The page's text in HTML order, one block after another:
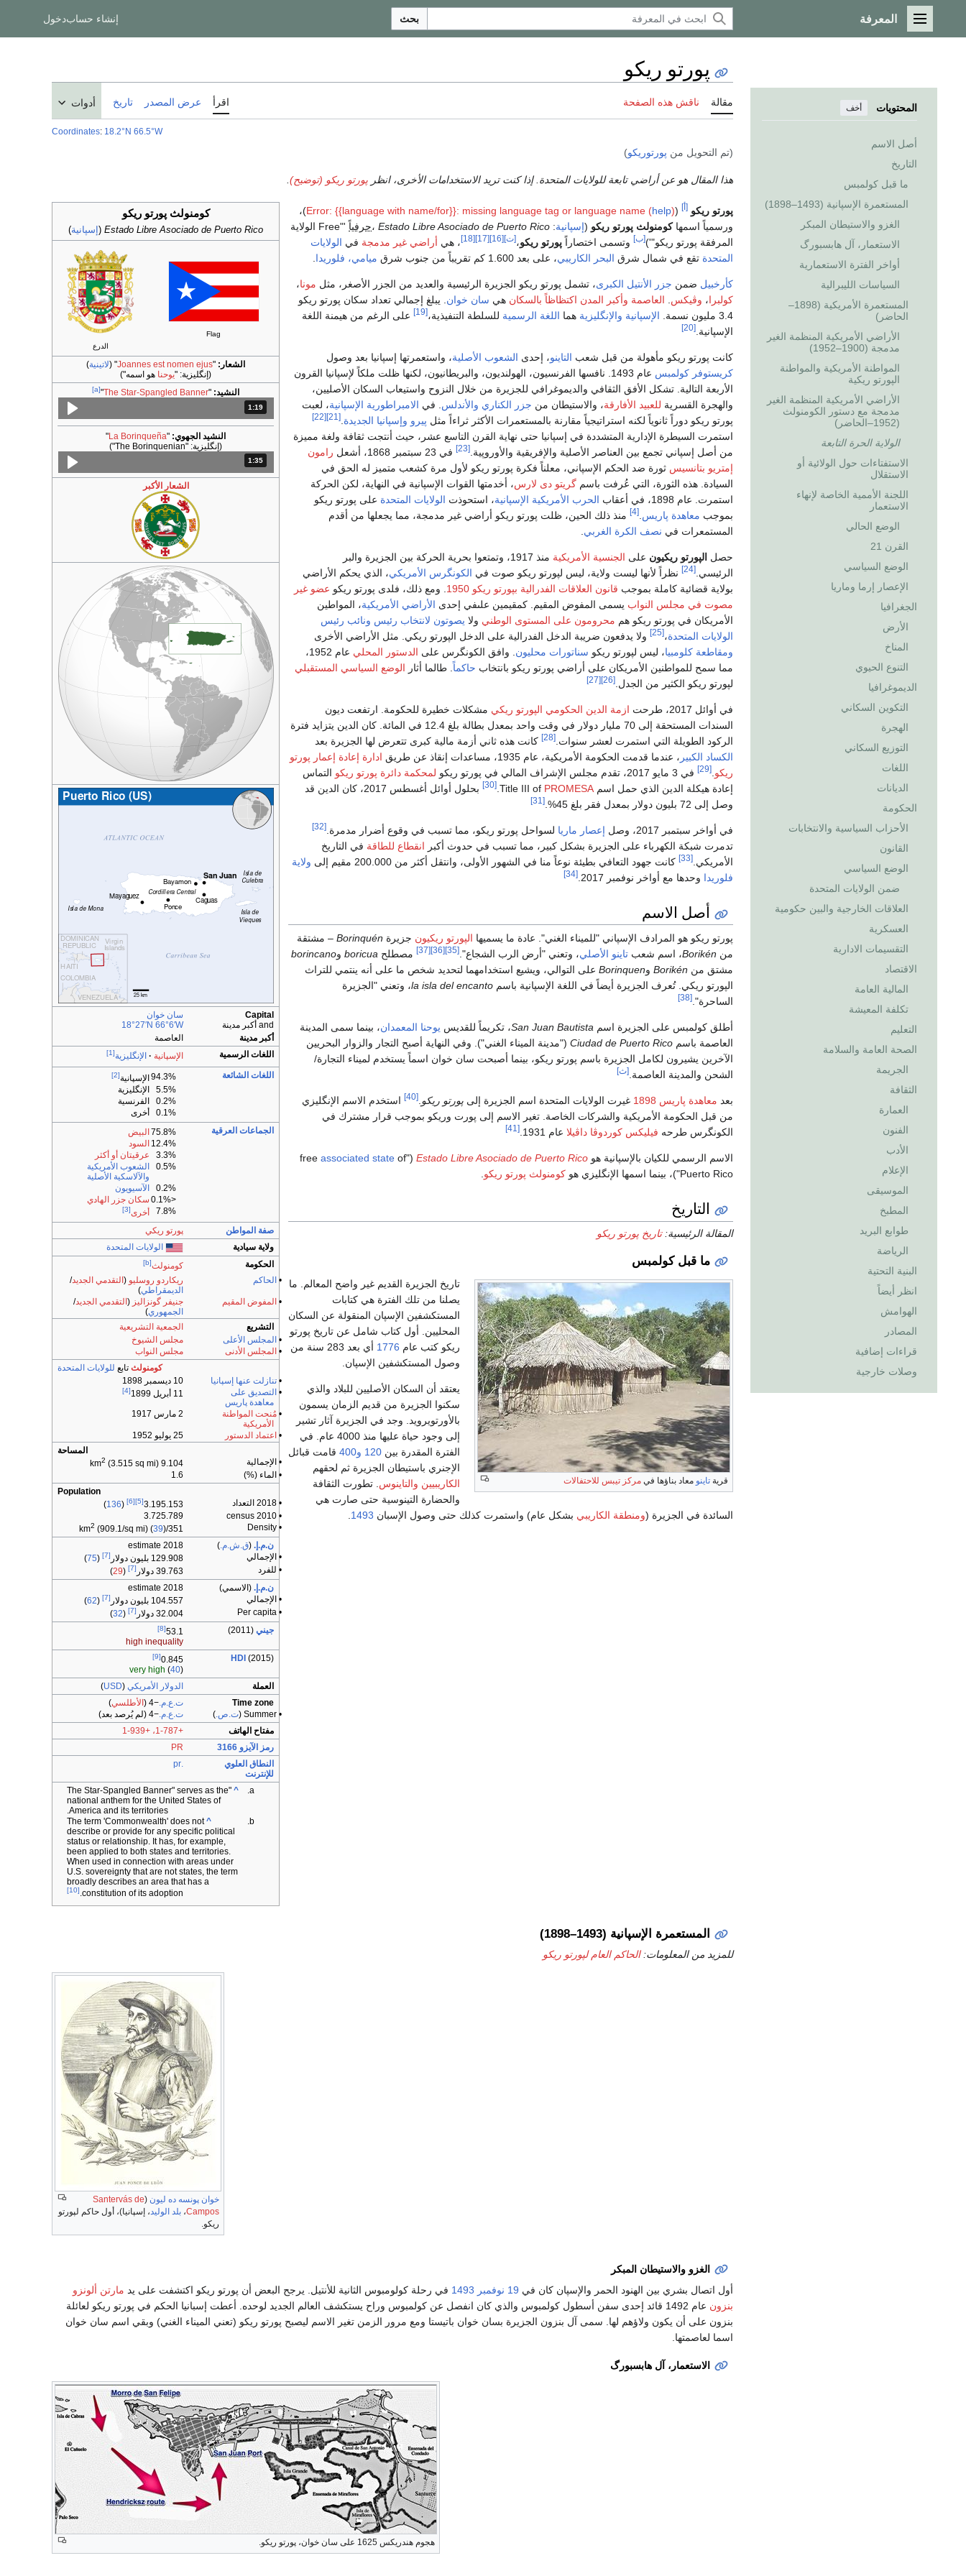
القائمة الرئيسية
المعرفة بحث إنشاء حسابدخول
المحتويات أخف
أصل الاسم
التاريخ
ما قبل كولمبس
المستعمرة الإسپانية (1493–1898)
الغزو والاستيطان المبكر
الاستعمار، آل هابسبورگ
أواخر الفترة الاستعمارية
السياسات الليبرالية
المستعمرة الأمريكية (1898–
الحاضر)
الأراضي الأمريكية المنظمة الغير
مدمجة (1900–1952)
المواطنة الأمريكية والمواطنة
الپورتو ريكية
الأراضي الأمريكية المنظمة الغير
مدمجة مع دستور الكومنولث
(1952–الحاضر)
الولاية الحرة التابعة
الاستفتاءات حول الولائية أو
الاستقلال
اللجنة الأممية الخاصة لإنهاء
الاستعمار
الوضع الحالي
القرن 21
الوضع السياسي
الإعصار إرما وماريا
الجغرافيا
الأرض
المناخ
التنوع الحيوي
الديموغرافيا
التكوين السكاني
الهجرة
التوزيع السكاني
اللغات
الديانات
الحكومة
الأحزاب السياسية والانتخابات
القانون
الوضع السياسي
ضمن الولايات المتحدة
العلاقات الخارجية والبين حكومية
العسكرية
التقسيمات الادارية
الاقتصاد
المالية العامة
تكلفة المعيشة
التعليم
الصحة العامة والسلامة
الجريمة
الثقافة
العمارة
الفنون
الأدب
الإعلام
الموسيقى
المطبخ
طوابع البريد
الرياضة
البنية التحتية
انظر أيضاً
الهوامش
المصادر
قراءات إضافية
وصلات خارجية
پورتو ريكو
مقالة ناقش هذه الصفحة اقرأ عرض المصدر تاريخ أدوات
Coordinates: 18.2°N 66.5°W
(تم التحويل من پورتوريكو)
هذا المقال هو عن أراضي تابعة للولايات المتحدة. إذا كنت تريد الاستخدامات الأخرى، انظر پورتو ريكو (توضيح)
كومنولث پورتو ريكو
Estado Libre Asociado de Puerto Rico
( إسپانية)
Flag
الدرع
الشعار: "Joannes est nomen ejus"
(لاتينية)
(إنگليزية:
" يوحناهو اسمه"
)
النشيد: "
The Star-Spangled Banner
"
[a]
المدة: دقائق و 19 ثواني.
1:19
النشيد الجهوي: "
La Borinqueña
"
(إنگليزية: "The Borinquenian"
)
المدة: دقائق و 35 ثواني.
1:35
الشعار الأكبر
Capital
and أكبر مدينة
سان خوان
18°27′N 66°6′W
أكبر مدينة
العاصمة
اللغات الرسمية
الإسپانية الإنگليزية[1]
اللغات الشائعة 94.3% الإسپانية[2]
5.5%
الإنگليزية
0.2%
الفرنسية
0.1%
أخرى
الجماعات العرقية
75.8% البيض
12.4% السود
3.3%
عرقيتان أو أكثر
0.5%
الشعوب الأمريكية
والآلاسكية الأصلية
0.2%
الآسيويون
<0.1%
سكان جزر الهادي
7.8%
أخرى[3]
صفة المواطن
پورتو ريكي
ولاية سيادية
الولايات المتحدة
الحكومة
كومنولث[b]
• الحاكم ريكاردو روسليو ( التقدمي الجديد/
الديمقراطي)
• المفوض المقيم جنيفر گونزاليز ( التقدمي الجديد/
الجمهوري)
التشريع
الجمعية التشريعية
• المجلس الأعلى
مجلس الشيوخ
• المجلس الأدنى
مجلس النواب
كومنولث تابع للولايات المتحدة
•تنازلت عنها إسپانيا
10 ديسمبر 1898
• التصديق على
معاهدة پاريس
11 أبريل 1899 [4]
•مُنحت المواطنة
الأمريكية
2 مارس 1917
• اعتماد الدستور
25 يوليو 1952
المساحة
• الإجمالية
9.104 km
2 (3.515 sq mi)
• الماء (%)
1.6
Population
• 2018 التعداد
3.195.153
[5]
[6]
(
136
)
• 2010 census
3.725.789
• Density
351/km
2 (909.1/sq mi) (39)
ن.م.إ. (ق.ش.م.)
2018 estimate
• الإجمالي
129.908 بليون دولار [7]
(
75
)
• للفرد
39.763 دولار [7]
(
29
)
ن.م.إ. (الاسمي)
2018 estimate
• الإجمالي
104.557 بليون دولار [7]
(
62
)
• Per capita
32.004 دولار [7]
(
32
)
جيني (2011)
53.1
[8]
high inequality
HDI (2015)
0.845
[9]
very high (40)
العملة
الدولار الأمريكي (
USD
)
Time zone
ت.ع.م.−4
( الأطلسي)
• Summer (
ت.ص.) ت.ع.م.−4
(لم يُرصد بعد)
مفتاح الهاتف
+1-787، +1-939
رمز الآيزو 3166
PR
النطاق العلوي
للإنترنت
.pr
^
"The Star-Spangled Banner" serves as the
national anthem for the United States of
America and its territories.
^
The term 'Commonwealth' does not
describe or provide for any specific political
status or relationship. It has, for example,
been applied to both states and territories.
When used in connection with areas under
U.S. sovereignty that are not states, the term
broadly describes an area that has a
constitution of its adoption.
[10]
پورتو ريكو [أ] (
Error: {{language with name/for}}: missing language tag or language name (help)
)،
ورسمياً اسمهاكومنولث پورتو ريكو (إسپانية:
Estado Libre Asociado de Puerto Rico ،حرفياً
'"Free الولاية
المرفقة پورتو ريكو"')[ب] وتسمى اختصاراً پورتو ريكو،[ت] [16]
[17]
[18] ، هي أراضي غير مدمجة في الولايات
المتحدة تقع في شمال شرق البحر الكاريبي، على بعد 1.600 كم تقريباً من جنوب شرق ميامي، فلوريدا
كأرخبيل ضمن جزر الأنتيل الكبرى، تشمل پورتو ريكو الجزيرة الرئيسية والعديد من الجزر الأصغر، مثل مونا،
كولبرا، وڤيكس العاصمة وأكبر المدن اكتظاظاً بالسكان هي سان خوان . يبلغ إجمالي تعداد سكان پورتو ريكو
3.4 مليون نسمة.
الإسپانية والإنگليزية هما اللغة الرسمية للسلطة التنفيذية،[19]
على الرغم من هيمنة اللغة
الإسپانية. [20]
كانت پورتو ريكو مأهولة من قبل شعب التاينو، إحدى الشعوب الأصلية، واستعمرتها إسپانيا بعد وصول
كريستوفر كولمبس
عام 1493. نافسها الفرنسيون، الهولنديون، والبريطانيون، لكنها ظلت ملكاً لإسپانيا القرون
الأربعة التالية. تشكل الأفق الثقافي والديموغرافي للجزيرة من خلال النزوح واستيعاب السكان الأصليين،
والهجرة القسرية للعبيد الأفارقة، والاستيطان من جزر الكناري والأندلس . في الامبراطورية الإسپانية، لعبت
پورتو ريكو دوراً ثانوياً لكنه استراتيجياً مقارنة بالمستعمرات الأكثر ثراءاً مثل پيرو وإسپانيا الجديدة [21]
[22]
استمرت السيطرة الإدارية المتشددة في إسپانيا حتى نهاية القرن التاسع عشر، حيث أنتجت ثقافة ولغة مميزة
من أصل إسپاني تجمع بين العناصر الأصلية والإفريقية والأوروپية. [23] في 23 سبتمبر 1868، أشعل
رامون
إمتريو بتانسيس ثورة ضد الحكم الإسپاني، معلناً فكرة پورتو ريكو لأول مرة كشعب متميز له الحق في
السيادة. هذه الثورة، التي عُرفت باسم گريتو دى لارس، أخدمتها القوات الإسپانية في النهاية، لكن الحركة
استمرت. عام 1898، في أعقاب
الحرب الأمريكية الإسپانية، استحوذت الولايات المتحدة على پورتو ريكو
بموجب معاهدة پاريس [4]
منذ ذلك الحين، ظلت پورتو ريكو أراضي غير مدمجة، مما يجعلها من أقدم
المستمعرات في نصف الكرة الغربي
حصل الپورتو ريكيون على الجنسية الأمريكية
منذ 1917، وتمتعوا بحرية الحركة بين الجزيرة والبر
الرئيسي. [24] نظراً لأنها ليست ولاية، ليس لپورتو ريكو صوت في الكونگرس الأمريكي، الذي يحكم الأراضي
بولاية قضائية كاملة بموجب قانون العلاقات الفدرالية بپورتو ريكو 1950 . ومع ذلك، فلدى پورتو ريكو عضو غير
مصوت في مجلس النواب يسمى المفوض المقيم. كمقيمين علىفي إحدى الأراضي الأمريكية، المواطين
الأمريكان في پورتو ريكو هم محرومون على المستوى الوطني ولا يصوتون لانتخاب رئيس ونائب رئيس
الولايات المتحدة،[25]
ولا يدفعون ضريبة الدخل الفدرالية على الدخل الپورتو ريكي. مثل الأراضي الأخرى
ومقاطعة كلومبيا، ليس لپورتو ريكو سناتورات محليون . وافق الكونگرس على الدستور المحلي
عام 1952،
مما سمح للمواطنين الأمريكان على أراضي پورتو ريكو بانتخاب حاكماً . طالما أثار الوضع السياسي المستقبلي
لپورتو ريكو الكثير من الجدل. [26]
[27]
في أوائل 2017، طرحت ازمة الدين الحكومي الپورتو ريكي مشكلات خطيرة للحكومة. ارتفعت ديون
السندات المستحقة إلى 70 مليار دولار في وقت واحد بمعدل بطالة بلغ 12.4 في المائة. كان الدين يتزايد فترة
الركود الطويلة التي استمرت لعشر سنوات. [28]
كانت هذه ثاني أزمة مالية كبرى تتعرض لها الجزيرة بعد
الكساد الكبير ، عندما قدمت الحكومة الأمريكية، عام 1935، مساعدات إنقاذ عن طريق
ادارة إعادة إعمار پورتو
ريكو [29] في 3 مايو 2017، تقدم مجلس الإشراف المالي في پورتو ريكو لمحكمة دائرة پورتو ريكو التماس
إعادة هيكلة الدين الذي حمل اسم Title III of PROMESA
[30]
بحلول أوائل أغسطس 2017، كان الدين قد
وصل إلى 72 بليون دولار بمعدل فقر بلغ 45%.
[31]
في أواخر سبتمبر 2017، وصل إعصار ماريا لسواحل پورتو ريكو، مما تسبب في وقوع أضرار مدمرة. [32]
تدمرت شبكة الكهرباء على الجزيرة بشكل كبير، مما تسبب في حدوث أكبر انقطاع للطاقة في التاريخ
الأمريكي. [33] كانت جهود التعافي بطيئة نوعاً منا في الشهور الأولى، وانتقل أكثر من 200.000 مقيم إلى
ولاية
فلوريدا وحدها مع أواخر نوفمبر 2017. [34]
أصل الاسم
پورتو ريكو هو المرادف الإسپاني "للميناء الغني". عادة ما يسميها الپورتو ريكيون جزيرة Borinquén – مشتقة
من Borikén، اسم شعب تاينو الأصلي، وتعني "أرض الرب الشجاع".[35]
[36]
[37] مصطلح boricua وborincano
مشتق من Borikén وBorinquen على التوالي، ويشيع استخدامهما لتحديد شخص ما على أنه ينتمي للتراث
الپورتو ريكي. تُعرف الجزيرة أيضاً في اللغة الإسپانية باسم la isla del encanto، وتعني "الجزيرة
الساحرة".[38]
أطلق كولمبس على الجزيرة اسم San Juan Bautista، تكريماً للقديس يوحنا المعمدان، بينما سمى المدينة
العاصمة باسم Ciudad de Puerto Rico ("مدينة الميناء الغني"). وفي النهاية أصبح التجار والزوار البحريين
الآخرين يشيرون لكامل الجزيرة باسم پورتو ريكو، بينما أصبحت سان خوان اسماً يستخدم لميناء التجارة/
الشحن والمدينة العاصمة.[ث]
بعد معاهدة پاريس 1898 غيرت الولايات المتحدة اسم الجزيرة إلى پورتو ريكو.
[40]
استخدم الاسم الإنگليزي
من قبل الحكومة الأمريكية والشركات الخاصة. تغير الاسم إلى پورت وريكو بموجب قرار مشترك في
الكونگرس طرحه فيليكس كوردوڤا داڤيلا عام 1931. [41]
الاسم الرسمي للكيان بالإسپانية هو Estado Libre Asociado de Puerto Rico
("free
associated state of
Puerto Rico")، بينما اسمها الإنگليزي هو
كومنولث پورتو ريكو.
التاريخ
المقالة الرئيسية:تاريخ پورتو ريكو
ما قبل كولمبس
قرية تاينو معاد بناؤها في مركز تيبس للاحتفالات
تاريخ الجزيرة القديم غير واضح المعالم. ما
يصلنا من تلك الفترة هي كتابات
المستكشفين الإسپان المنقولة عن السكان
المحليين. أول كتاب شامل عن تاريخ پورتو
ريكو كتب عام 1776
أي بعد 283 سنة من
وصول المستكشفين الإسپان.
يعتقد أن السكان الأصليين للبلاد والذي
سكنوا الجزيرة من قديم الزمان يسمون
بالأورتويرويد. وجد في الجزيرة آثار تشير
إلى وجود حياة عليها منذ 4000 عام. في
الفترة المقدرة بين 120 و400
قامت قبائل
الإجنري باستيطان الجزيرة ثم لحقهم
الكاريبيين والتاينوس. تطورت الثقافة
والحضارة التينوسية حتى صارت هي
السائدة في الجزيرة (ومنطقة الكاريبي بشكل عام) واستمرت كذلك حتى وصول الإسبان 1493
.
المستعمرة الإسپانية (1493–1898)
للمزيد من المعلومات:الحاكم العام لپورتو ريكو
خوان پونسه ده ليون (
Santervás de
Campos، بلد الوليد، إسپانيا)، أول حاكم لپورتو
ريكو.
الغزو والاستيطان المبكر
أول اتصال بشري بين الهنود الحمر والإسپان كان في 19 نوفمبر 1493 في رحلة كولومبوس الثانية للأنتيل. يرجح البعض أن پورتو ريكو اكتشفت على يد مارتن ألونزو
بنزون
عام 1492 قائد إحدى سفن أسطول كولمبوس والذي كان انفصل عن كولمبوس وراح يستكشف العالم الجديد لوحده. أعطت إسبانيا الحكم في پورتو ريكو لعائلة
بنزون على أن يكون ولاؤهم لها. سمى آل بنزون الجزيرة بسان خوان باتيستا ومع مرور الزمن تغير الاسم ليصبح پورتو ريكو (تعني الميناء الغني) وبقي اسم سان خوان
اسما لعاصمتها.
الاستعمار، آل هابسبورگ
هجوم هندريكس 1625 على سان خوان، پورتو ريكو.